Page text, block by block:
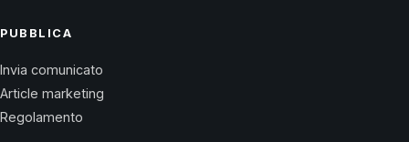
PUBBLICA
Invia comunicato
Article marketing
Regolamento